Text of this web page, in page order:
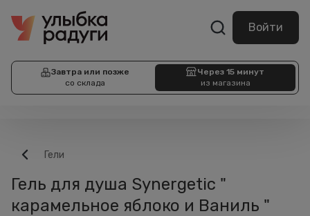
Войти
Завтра или позже
со склада
Через 15 минут
из магазина
Гели
Гель для душа Synergetic "
карамельное яблоко и Ваниль "